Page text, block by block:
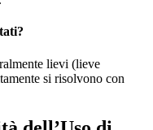
lievi (lieve
si risolvono con